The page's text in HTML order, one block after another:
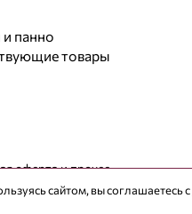
панно
товары
оферта и прочее
сайтом, вы соглашаетесь с